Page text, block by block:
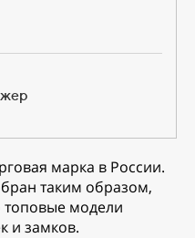
марка в России.
таким образом,
топовые модели
и замков.